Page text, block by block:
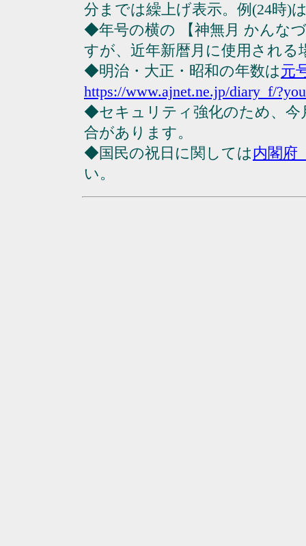
分までは繰上げ表示。例(24時)
◆年号の横の 【神無月 かんな
すが、近年新暦月に使用される
◆明治・大正・昭和の年数は元
https://www.ajnet.ne.jp/diary_f/
◆セキュリティ強化のため、今
合があります。
◆国民の祝日に関しては内閣府
い。